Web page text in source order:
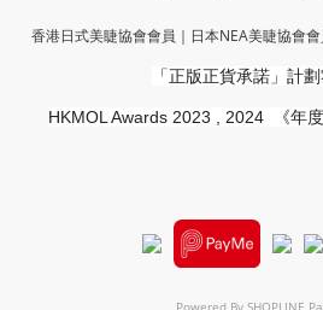
香港日式美睫協會會員｜ 日本NEA美睫協會
「正版正貨承諾」 計
HKMOL Awards 2023 , 2024 《年
Powered By SHOPLINE